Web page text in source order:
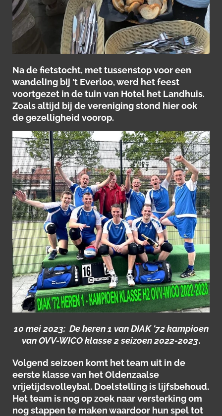
Na de fietstocht, met tussenstop voor een
wandeling bij 't Everloo, werd het feest
voortgezet in de tuin van Hotel het Landhuis.
Zoals altijd bij de vereniging stond hier ook
de gezelligheid voorop.
10 mei 2023: De heren 1 van DIAK '72 kampioen
van OVV-WICO klasse 2 seizoen 2022-2023.
Volgend seizoen komt het team uit in de
eerste klasse van het Oldenzaalse
vrijetijdsvolleybal. Doelstelling is lijfsbehoud.
Het team is nog op zoek naar versterking om
nog stappen te maken waardoor hun spel tot